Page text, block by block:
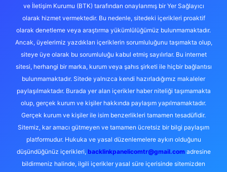
ve İletişim Kurumu (BTK) tarafından onaylanmış bir Yer Sağlayıcı
olarak hizmet vermektedir. Bu nedenle, sitedeki içerikleri proaktif
olarak denetleme veya araştırma yükümlülüğümüz bulunmamaktadır.
Ancak, üyelerimiz yazdıkları içeriklerin sorumluluğunu taşımakta olup,
siteye üye olarak bu sorumluluğu kabul etmiş sayılırlar. Bu internet
sitesi, herhangi bir marka, kurum veya şahıs şirketi ile hiçbir bağlantısı
bulunmamaktadır. Sitede yalnızca kendi hazırladığımız makaleler
paylaşılmaktadır. Burada yer alan içerikler haber niteliği taşımamakta
olup, gerçek kurum ve kişiler hakkında paylaşım yapılmamaktadır.
Gerçek kurum ve kişiler ile isim benzerlikleri tamamen tesadüfidir.
Sitemiz, kar amacı gütmeyen ve tamamen ücretsiz bir bilgi paylaşım
platformudur. Hukuka ve yasal düzenlemelere aykırı olduğunu
düşündüğünüz içerikleri, backlinkpanelicomtr@gmail.comadresine
bildirmeniz halinde, ilgili içerikler yasal süre içerisinde sitemizden